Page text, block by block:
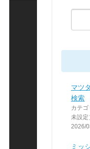
マツ
検索
カテ
未設定
2026/
ミッ